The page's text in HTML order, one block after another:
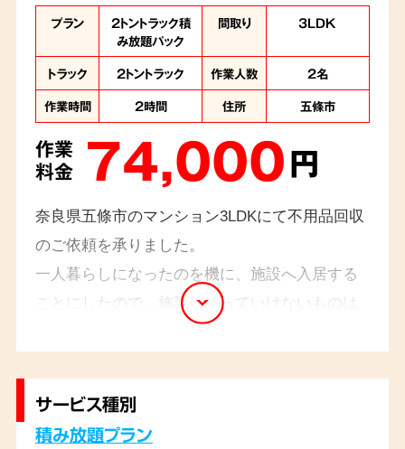
プラン
2トントラック積
み放題パック
間取り 3LDK
トラック 2トントラック 作業人数
2名
作業時間
2時間 住所 五條市
作業
料金 74,000円
奈良県五條市のマンション3LDKにて不用品回収
のご依頼を承りました。
一人暮らしになったのを機に、施設へ入居する
ことにしたので、施設に持っていけないものは
すべて回収してほしいとのご依頼でした。タン
ス、食器棚などの大型家具から、小さな小物類
サービス種別
積み放題プラン